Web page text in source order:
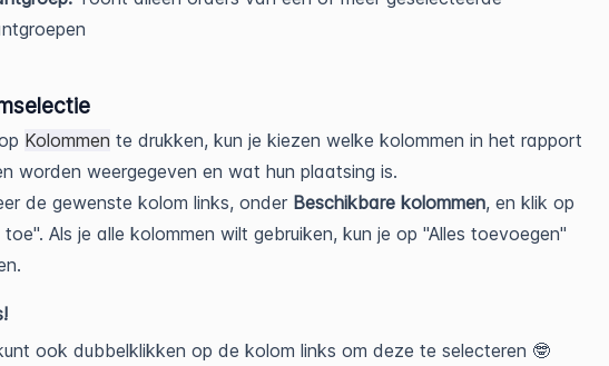
Kolommen te drukken, kun je kiezen welke kolommen in het rapport
worden weergegeven en wat hun plaatsing is.
de gewenste kolom links, onder Beschikbare kolommen, en klik op
toe". Als je alle kolommen wilt gebruiken, kun je op "Alles toevoegen"
ook dubbelklikken op de kolom links om deze te selecteren 🤓